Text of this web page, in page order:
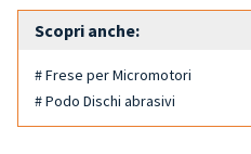
Scopri anche:
# Frese per Micromotori
# Podo Dischi abrasivi